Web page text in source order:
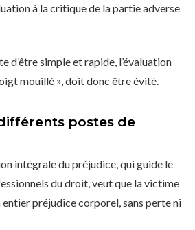
à la critique de la partie adverse
d’être simple et rapide, l’évaluation
mouillé », doit donc être évité.
postes de
intégrale du préjudice, qui guide le
du droit, veut que la victime
entier préjudice corporel, sans perte ni